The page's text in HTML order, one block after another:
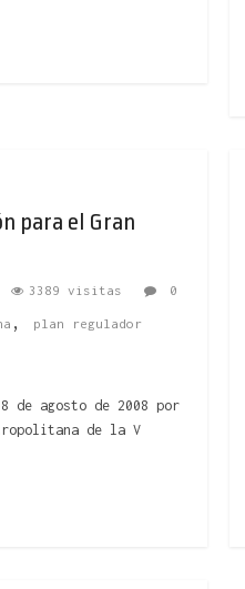
para el Gran
3389 visitas 0
, plan regulador
de agosto de 2008 por
de la V